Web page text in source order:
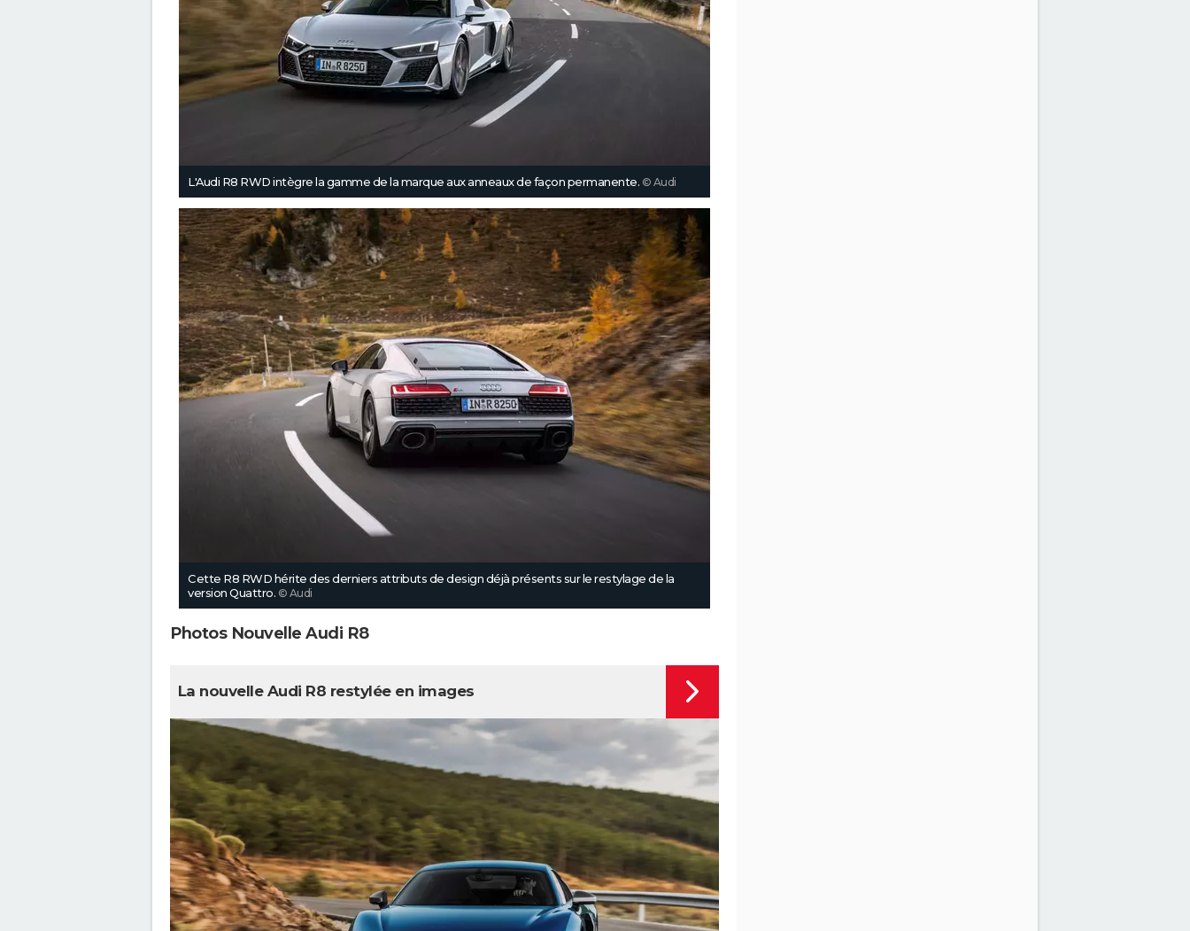
L'Audi R8 RWD intègre la gamme de la marque aux anneaux de façon permanente. © Audi
Cette R8 RWD hérite des derniers attributs de design déjà présents sur le restylage de la
version Quattro. © Audi
Photos Nouvelle Audi R8
La nouvelle Audi R8 restylée en images